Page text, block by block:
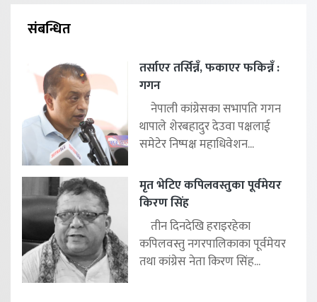
संबन्धित
तर्साएर तर्सिन्नँ, फकाएर फकिन्नँ :
गगन
नेपाली कांग्रेसका सभापति गगन
थापाले शेरबहादुर देउवा पक्षलाई
समेटेर निष्पक्ष महाधिवेशन...
मृत भेटिए कपिलवस्तुका पूर्वमेयर
किरण सिंह
तीन दिनदेखि हराइरहेका
कपिलवस्तु नगरपालिकाका पूर्वमेयर
तथा कांग्रेस नेता किरण सिंह...